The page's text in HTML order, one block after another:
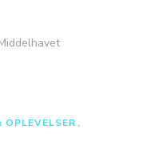
OPLEVELSER